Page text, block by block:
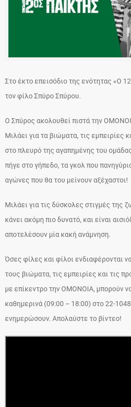
Στο έκτο επεισόδιο της ενότητας «Ο
τον φίλο Σπύρο Σπύρου.
Ο Σπύρος ακολουθεί πιστά την
Μιλάει για τα βιώματα, τις εμπειρίες
στο πλευρό της αγαπημένης του
πήγε στο γήπεδο, τα γκολ που
αγώνες που θα του μείνουν αξέχαστοι!
Μιλάει για τις δύσκολες στιγμές της
κάνει ακόμη πιο δυνατό, και είναι
αποτελέσουν μία κακή ανάμνηση.
Όσες φίλες και φίλοι ενδιαφέρονται
τους βιώματα, τις εμπειρίες και τις
με επίκεντρο την ΟΜΟΝΟΙΑ, μπορούν
καθημερινά (09:00 – 18:00) στο 22-
ενημερώσουν. Απολαύστε το βίντεο!